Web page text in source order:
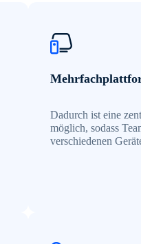
Dadurch ist eine
möglich, sodass
verschiedenen